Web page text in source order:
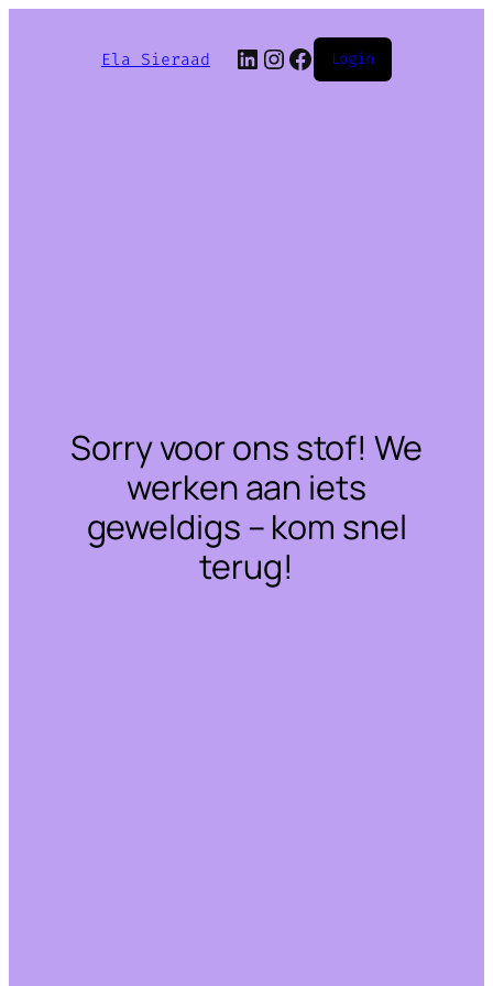
Ela Sieraad LinkedIn
Instagram
Facebook
Login
Sorry voor ons stof! We
werken aan iets
geweldigs – kom snel
terug!